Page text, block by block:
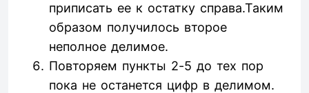
приписать ее к остатку справа.Таким
образом получилось второе
неполное делимое.
Повторяем пункты 2-5 до тех пор
пока не останется цифр в делимом.